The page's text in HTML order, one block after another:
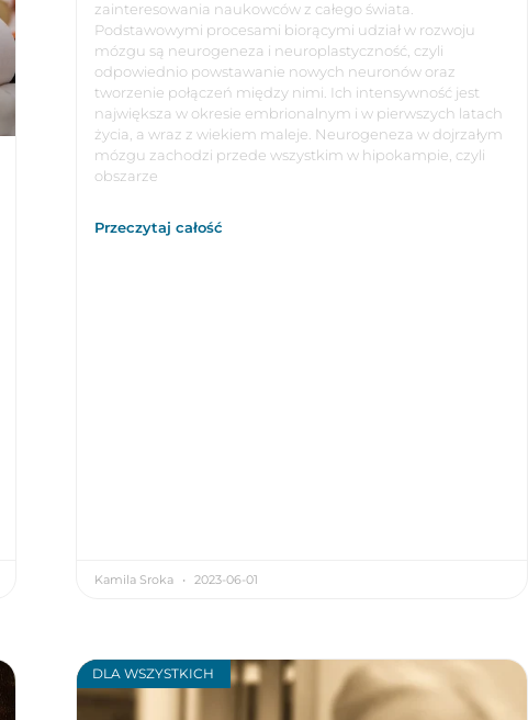
zainteresowania naukowców z całego świata.
Podstawowymi procesami biorącymi udział w rozwoju
mózgu są neurogeneza i neuroplastyczność, czyli
odpowiednio powstawanie nowych neuronów oraz
tworzenie połączeń między nimi. Ich intensywność jest
największa w okresie embrionalnym i w pierwszych latach
życia, a wraz z wiekiem maleje. Neurogeneza w dojrzałym
mózgu zachodzi przede wszystkim w hipokampie, czyli
obszarze
Przeczytaj całość
Kamila Sroka 2023-06-01
DLA WSZYSTKICH